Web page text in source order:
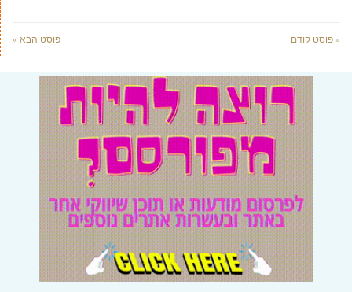
« פוסט קודם פוסט הבא »